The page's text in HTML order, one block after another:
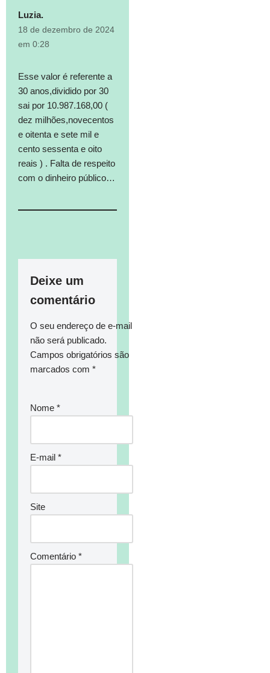
Luzia.
18 de dezembro de 2024
em 0:28
Esse valor é referente a
30 anos,dividido por 30
sai por 10.987.168,00 (
dez milhões,novecentos
e oitenta e sete mil e
cento sessenta e oito
reais ) . Falta de respeito
com o dinheiro público…
Deixe um
comentário
O seu endereço de e-mail
não será publicado.
Campos obrigatórios são
marcados com *
Nome *
E-mail *
Site
Comentário *